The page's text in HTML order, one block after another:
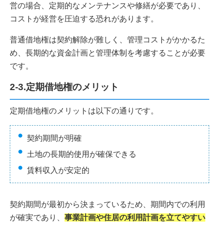
営の場合、定期的なメンテナンスや修繕が必要であり、
コストが経営を圧迫する恐れがあります。
普通借地権は契約解除が難しく、管理コストがかかるた
め、長期的な資金計画と管理体制を考慮することが必要
です。
2-3.定期借地権のメリット
定期借地権のメリットは以下の通りです。
契約期間が明確
土地の長期的使用が確保できる
賃料収入が安定的
契約期間が最初から決まっているため、期間内での利用
が確実であり、 事業計画や住居の利用計画を立てやすい